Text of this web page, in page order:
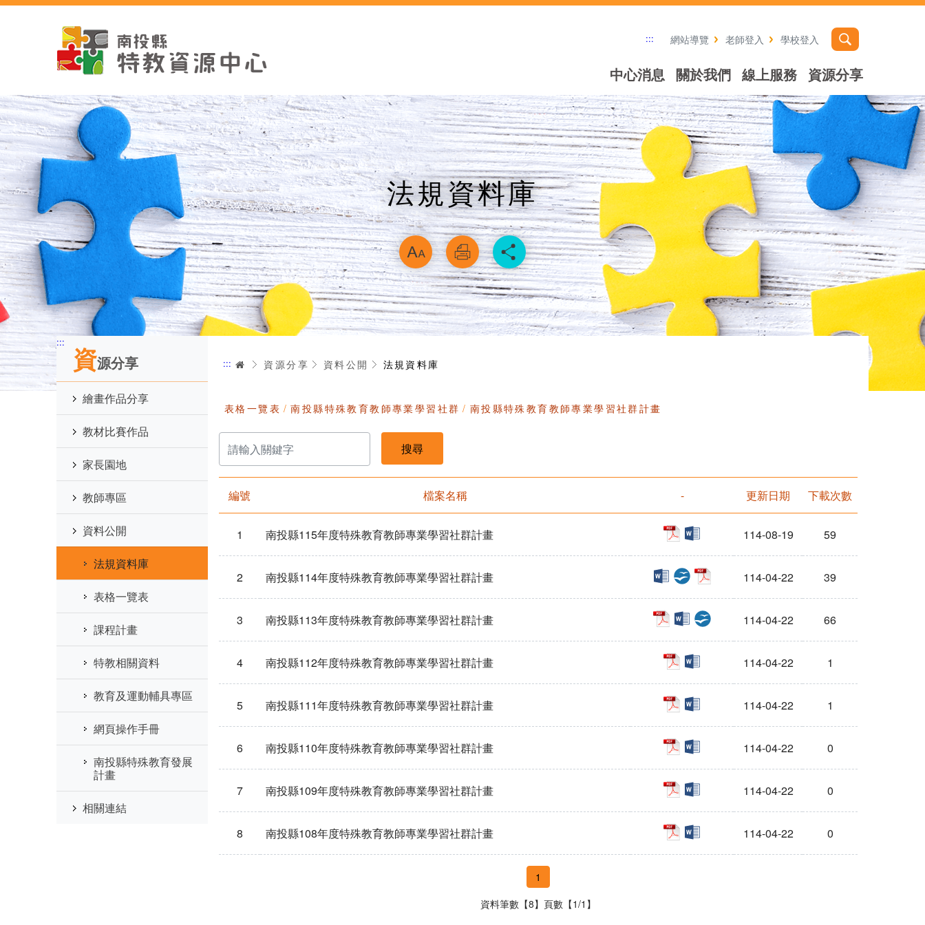
跳
::: 網站導覽 老師登入 學校登入
中心消息 關於我們 線上服務 資源分享
法規資料庫
略過字型切換，社群分享工具列
資源分享
:::
繪畫作品分享
教材比賽作品
家長園地
教師專區
資料公開
法規資料庫
表格一覽表
課程計畫
特教相關資料
教育及運動輔具專區
網頁操作手冊
南投縣特殊教育發展
計畫
相關連結
::: 首頁資源分享 資料公開 法規資料庫
表格一覽表 南投縣特殊教育教師專業學習社群 南投縣特殊教育教師專業學習社群計畫
請
輸
入
關
鍵
字編號 檔案名稱 - 更新日期 下載次數
1 南投縣115年度特殊教育教師專業學習社群計畫 pdf 114-08-19 59
2 南投縣114年度特殊教育教師專業學習社群計畫 docx odt 114-04-22 39
3 南投縣113年度特殊教育教師專業學習社群計畫 pdf docx 114-04-22 66
4 南投縣112年度特殊教育教師專業學習社群計畫 pdf 114-04-22 1
5 南投縣111年度特殊教育教師專業學習社群計畫 pdf 114-04-22 1
6 南投縣110年度特殊教育教師專業學習社群計畫 pdf 114-04-22 0
7 南投縣109年度特殊教育教師專業學習社群計畫 pdf 114-04-22 0
8 南投縣108年度特殊教育教師專業學習社群計畫 pdf 114-04-22 0
1
資料筆數【8】頁數【1/1】